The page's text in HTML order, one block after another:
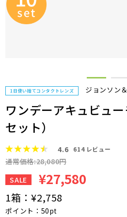
1日使い捨てコンタクトレンズ ジョンソン
ワンデーアキュビュ
セット）
4.6 614レビュー
通常価格:28,080円
SALE
¥27,580
1箱：¥2,758
ポイント：50pt